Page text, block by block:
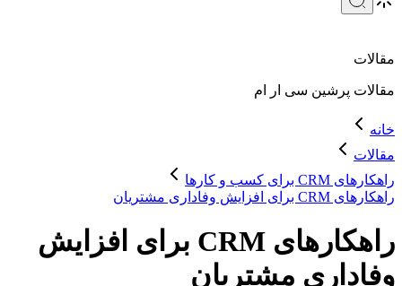
مقالات
مقالات پرشین سی ار ام
خانه
مقالات
راهکارهای CRM برای کسب و کارها
راهکارهای CRM برای افزایش وفاداری مشتریان
راهکارهای CRM برای افزایش
وفاداری مشتریان